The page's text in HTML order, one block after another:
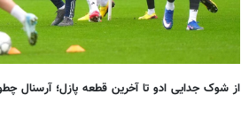
از شوک جدایی ادو تا آخرین قطعه پازل؛ آرسنال